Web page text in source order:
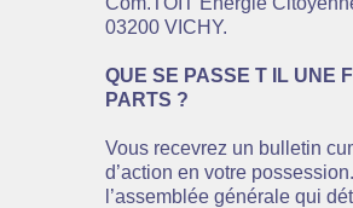
03200 VICHY.
QUE SE PASSE T IL UNE
PARTS ?
Vous recevrez un bulletin
d’action en votre
l’assemblée générale qui